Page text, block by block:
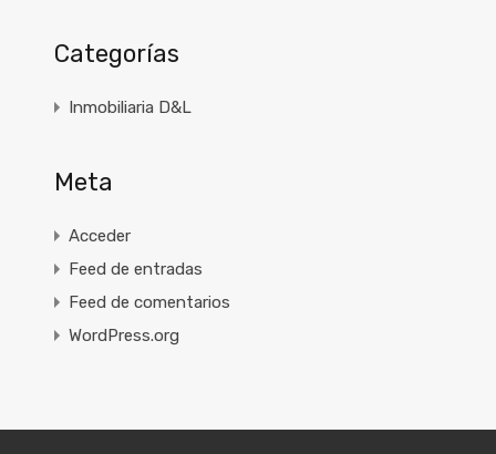
Categorías
Inmobiliaria D&L
Meta
Acceder
Feed de entradas
Feed de comentarios
WordPress.org